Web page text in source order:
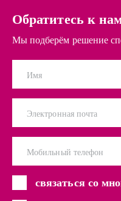
Обратитесь к
Мы подберём решение
Имя
Электронная почта
Мобильный телефон
связаться со